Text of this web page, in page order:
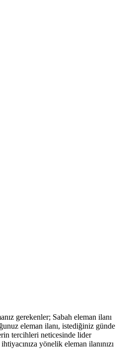
gerekenler; Sabah eleman ilanı
eleman ilanı, istediğiniz günde
tercihleri neticesinde lider
yönelik eleman ilanınızı